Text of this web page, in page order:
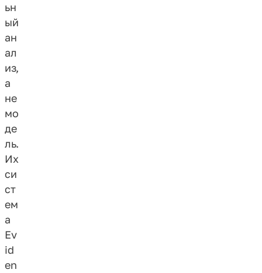
ьн
ый
ан
ал
из,
а
не
мо
де
ль.
Их
си
ст
ем
а
Ev
id
en